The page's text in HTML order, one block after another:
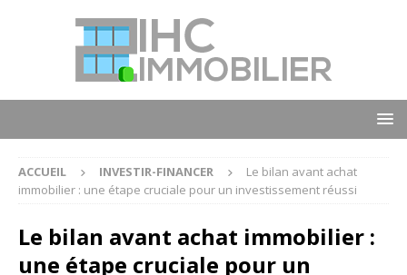
ACCUEIL INVESTIR-FINANCER
Le bilan avant achat
immobilier : une étape cruciale pour un investissement réussi
Le bilan avant achat immobilier :
une étape cruciale pour un